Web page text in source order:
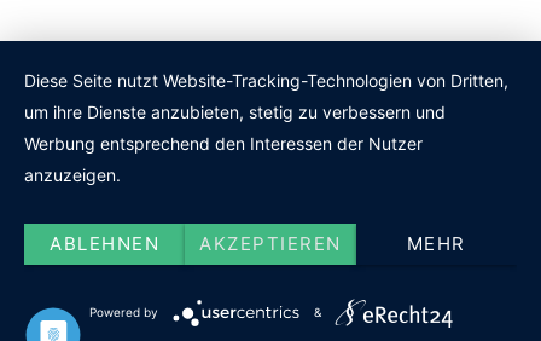
Diese Seite nutzt Website-Tracking-Technologien von Dritten,
um ihre Dienste anzubieten, stetig zu verbessern und
Werbung entsprechend den Interessen der Nutzer
anzuzeigen.
ABLEHNEN AKZEPTIEREN MEHR
Powered by &